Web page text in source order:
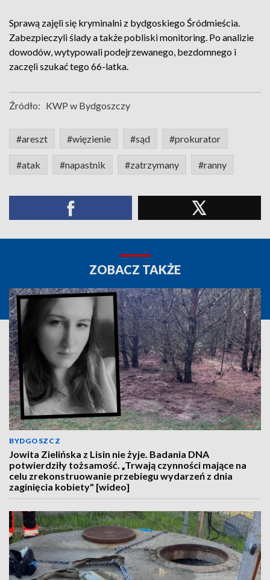
Sprawą zajęli się kryminalni z bydgoskiego Śródmieścia.
Zabezpieczyli ślady a także pobliski monitoring. Po analizie
dowodów, wytypowali podejrzewanego, bezdomnego i
zaczęli szukać tego 66-latka.
Źródło: KWP w Bydgoszczy
#areszt #więzienie #sąd #prokurator
#atak #napastnik #zatrzymany #ranny
ZOBACZ TAKŻE
BYDGOSZCZ
Jowita Zielińska z Lisin nie żyje. Badania DNA
potwierdziły tożsamość. „Trwają czynności mające na
celu zrekonstruowanie przebiegu wydarzeń z dnia
zaginięcia kobiety" [wideo]